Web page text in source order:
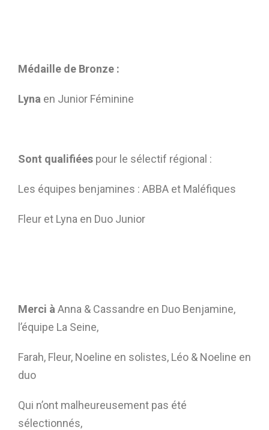
Médaille de Bronze :
Lyna en Junior Féminine
Sont qualifiées pour le sélectif régional :
Les équipes benjamines : ABBA et Maléfiques
Fleur et Lyna en Duo Junior
Merci à Anna & Cassandre en Duo Benjamine,
l’équipe La Seine,
Farah, Fleur, Noeline en solistes, Léo & Noeline en
duo
Qui n’ont malheureusement pas été
sélectionnés,